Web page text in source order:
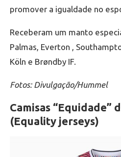
promover a igualdade no
Receberam um manto
Palmas, Everton ,
Köln e Brøndby IF.
Fotos: Divulgação/Hummel
Camisas “Equidade”
(Equality jerseys)